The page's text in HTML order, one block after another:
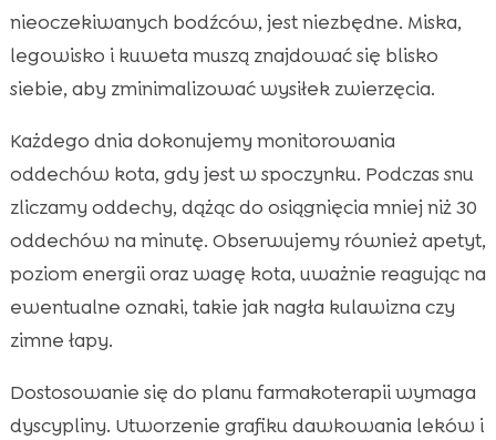
nieoczekiwanych bodźców, jest niezbędne. Miska,
legowisko i kuweta muszą znajdować się blisko
siebie, aby zminimalizować wysiłek zwierzęcia.
Każdego dnia dokonujemy monitorowania
oddechów kota, gdy jest w spoczynku. Podczas snu
zliczamy oddechy, dążąc do osiągnięcia mniej niż 30
oddechów na minutę. Obserwujemy również apetyt,
poziom energii oraz wagę kota, uważnie reagując na
ewentualne oznaki, takie jak nagła kulawizna czy
zimne łapy.
Dostosowanie się do planu farmakoterapii wymaga
dyscypliny. Utworzenie grafiku dawkowania leków i